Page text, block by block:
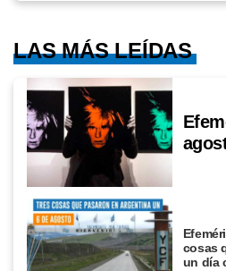
LAS MÁS LEÍDAS
cosas
un día